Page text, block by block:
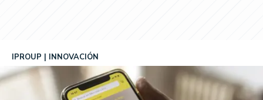
IPROUP INNOVACIÓN